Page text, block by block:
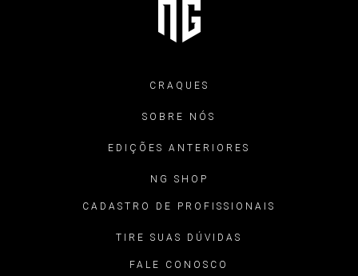
CRAQUES
SOBRE NÓS
EDIÇÕES ANTERIORES
NG SHOP
CADASTRO DE PROFISSIONAIS
TIRE SUAS DÚVIDAS
FALE CONOSCO